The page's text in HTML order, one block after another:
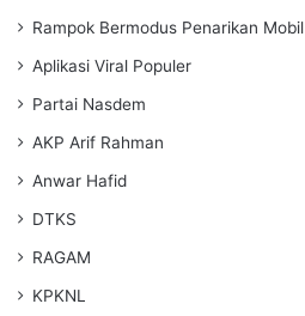
Rampok Bermodus Penarikan Mobil
Aplikasi Viral Populer
Partai Nasdem
AKP Arif Rahman
Anwar Hafid
DTKS
RAGAM
KPKNL